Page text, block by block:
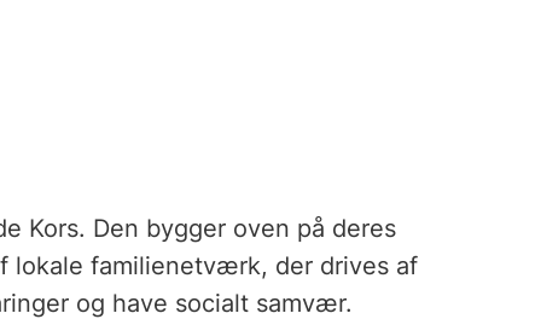
Kors. Den bygger oven på deres
lokale familienetværk, der drives af
og have socialt samvær.